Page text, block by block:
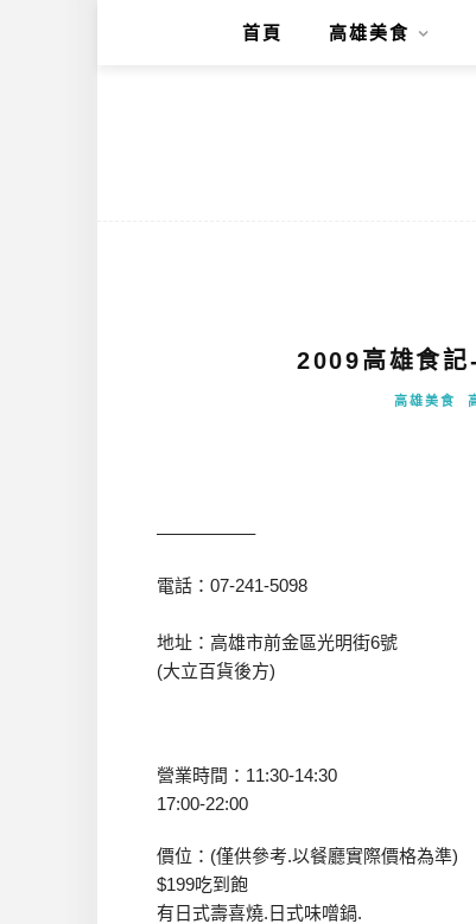
首頁 高雄美食
2009高雄食
高雄美食
—————–
電話：07-241-5098
地址：高雄市前金區光明街6號
(大立百貨後方)
營業時間：11:30-14:30
17:00-22:00
價位：(僅供參考.以餐廳實際價格為準)
$199吃到飽
有日式壽喜燒.日式味噌鍋.